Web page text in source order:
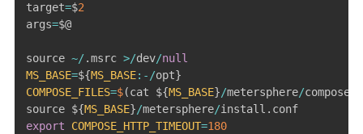
target=$2
args=$@
source ~/.msrc >/dev/null
MS_BASE=${MS_BASE: - /opt}
COMPOSE_FILES=$(cat ${MS_BASE}/metersphere/
source ${MS_BASE}/metersphere/install .
conf
export
COMPOSE_HTTP_TIMEOUT=180